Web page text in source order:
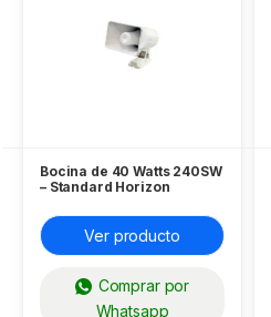
Bocina de 40 Watts 240SW
– Standard Horizon
Ver producto
Comprar por
Whatsapp